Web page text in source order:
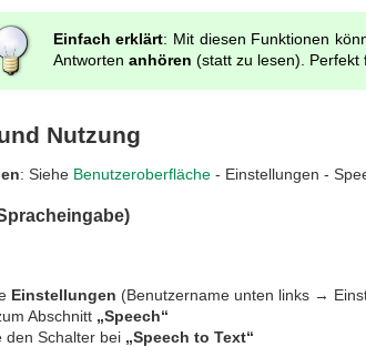
Einfach erklärt: Mit diesen Funktionen
Antworten anhören (statt zu lesen). Perfekt
Nutzung
: Siehe Benutzeroberfläche - Einstellungen -
Einstellungen (Benutzername unten links →
Abschnitt „Speech“
den Schalter bei „Speech to Text“